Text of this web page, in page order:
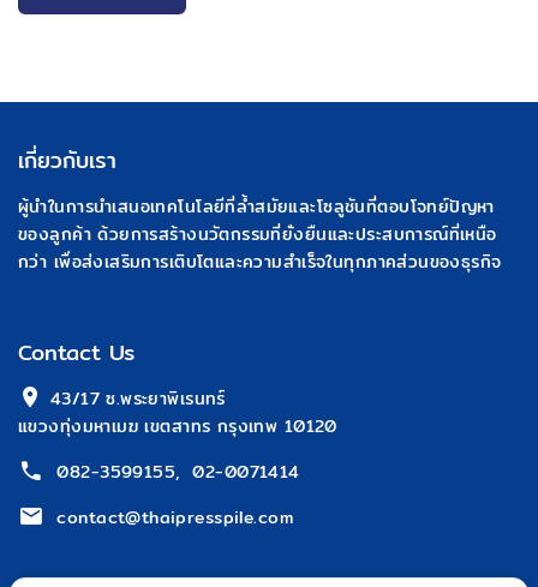
เกี่ยวกับเรา
ผู้นำในการนำเสนอเทคโนโลยีที่ล้ำสมัยและโซลูชันที่ตอบโจทย์ปัญหา
ของลูกค้า ด้วยการสร้างนวัตกรรมที่ยั่งยืนและประสบการณ์ที่เหนือ
กว่า เพื่อส่งเสริมการเติบโตและความสำเร็จในทุกภาคส่วนของธุรกิจ
Contact Us
43/17 ซ.พระยาพิเรนทร์
แขวงทุ่งมหาเมฆ เขตสาทร กรุงเทพ 10120
082-3599155, 02-0071414
contact@thaipresspile.com